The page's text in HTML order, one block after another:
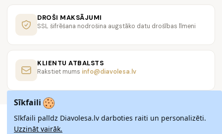
DROŠI MAKSĀJUMI
SSL šifrēšana nodrošina augstāko datu drošības līmeni
KLIENTU ATBALSTS
Rakstiet mums info@diavolesa.lv
Sīkfaili
Sīkfaili palīdz Diavolesa.lv darboties raiti un personalizēti.
Uzzināt vairāk.